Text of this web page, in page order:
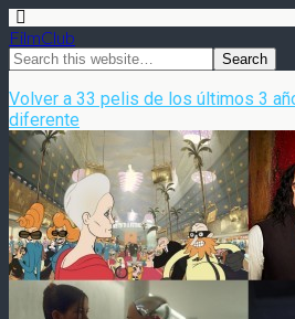
FilmClub
Volver a 33 pelis de los últimos 3
diferente